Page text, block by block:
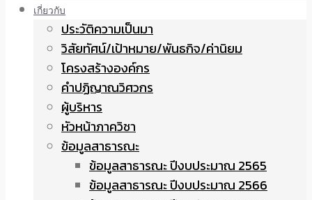
เกี่ยวกับ
ประวัติความเป็นมา
วิสัยทัศน์/เป้าหมาย/พันธกิจ/ค่านิยม
โครงสร้างองค์กร
คำปฏิญาณวิศวกร
ผู้บริหาร
หัวหน้าภาควิชา
ข้อมูลสาธารณะ
ข้อมูลสาธารณะ ปีงบประมาณ 2565
ข้อมูลสาธารณะ ปีงบประมาณ 2566